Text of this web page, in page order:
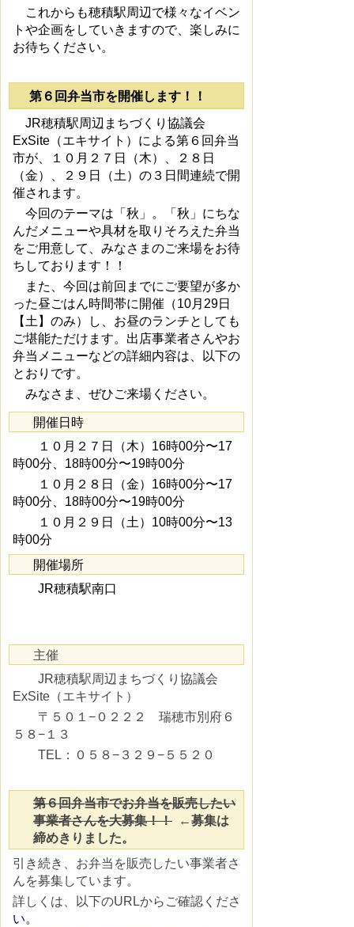
これからも穂積駅周辺で様々なイベン
トや企画をしていきますので、楽しみに
お待ちください。
第６回弁当市を開催します！！
JR穂積駅周辺まちづくり協議会
ExSite（エキサイト）による第６回弁当
市が、１０月２７日（木）、２８日
（金）、２９日（土）の３日間連続で開
催されます。
今回のテーマは「秋」。「秋」にちな
んだメニューや具材を取りそろえた弁当
をご用意して、みなさまのご来場をお待
ちしております！！
また、今回は前回までにご要望が多か
った昼ごはん時間帯に開催（10月29日
【土】のみ）し、お昼のランチとしても
ご堪能ただけます。出店事業者さんやお
弁当メニューなどの詳細内容は、以下の
とおりです。
みなさま、ぜひご来場ください。
開催日時
１０月２７日（木）16時00分〜17
時00分、18時00分〜19時00分
１０月２８日（金）16時00分〜17
時00分、18時00分〜19時00分
１０月２９日（土）10時00分〜13
時00分
開催場所
JR穂積駅南口
主催
JR穂積駅周辺まちづくり協議会
ExSite（エキサイト）
〒５０１−０２２２ 瑞穂市別府６
５８−１３
TEL：０５８−３２９−５５２０
第６回弁当市でお弁当を販売したい
事業者さんを大募集！！ ←募集は
締めきりました。
引き続き、お弁当を販売したい事業者さ
んを募集しています。
詳しくは、以下のURLからご確認くださ
い。